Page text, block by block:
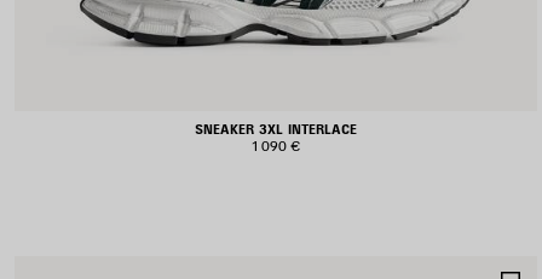
SNEAKER 3XL INTERLACE
1 090 €